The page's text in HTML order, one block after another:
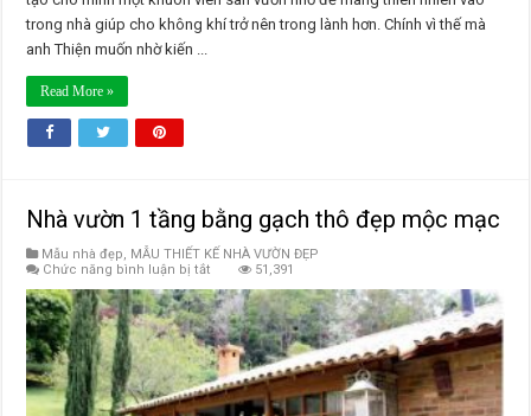
trong nhà giúp cho không khí trở nên trong lành hơn. Chính vì thế mà
anh Thiện muốn nhờ kiến ...
Read More »
Nhà vườn 1 tầng bằng gạch thô đẹp mộc mạc
Mẫu nhà đẹp, MẪU THIẾT KẾ NHÀ VƯỜN ĐẸP
Chức năng bình luận bị tắt
vườn
1
tầng
bằng
gạch
thô
đẹp
mộc
51,391